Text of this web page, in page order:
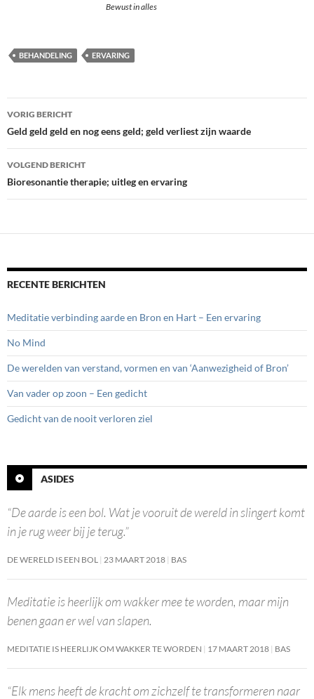
Bewust in alles
BEHANDELING ERVARING
Bericht
navigatie
VORIG BERICHT
Geld geld geld en nog eens geld; geld verliest zijn waarde
VOLGEND BERICHT
Bioresonantie therapie; uitleg en ervaring
RECENTE BERICHTEN
Meditatie verbinding aarde en Bron en Hart – Een ervaring
No Mind
De werelden van verstand, vormen en van ‘Aanwezigheid of Bron’
Van vader op zoon – Een gedicht
Gedicht van de nooit verloren ziel
ASIDES
“De aarde is een bol. Wat je vooruit de wereld in slingert komt
in je rug weer bij je terug.”
DE WERELD IS EEN BOL 23 MAART 2018 BAS
Meditatie is heerlijk om wakker mee te worden, maar mijn
benen gaan er wel van slapen.
MEDITATIE IS HEERLIJK OM WAKKER TE WORDEN 17 MAART 2018 BAS
“Elk mens heeft de kracht om zichzelf te transformeren naar